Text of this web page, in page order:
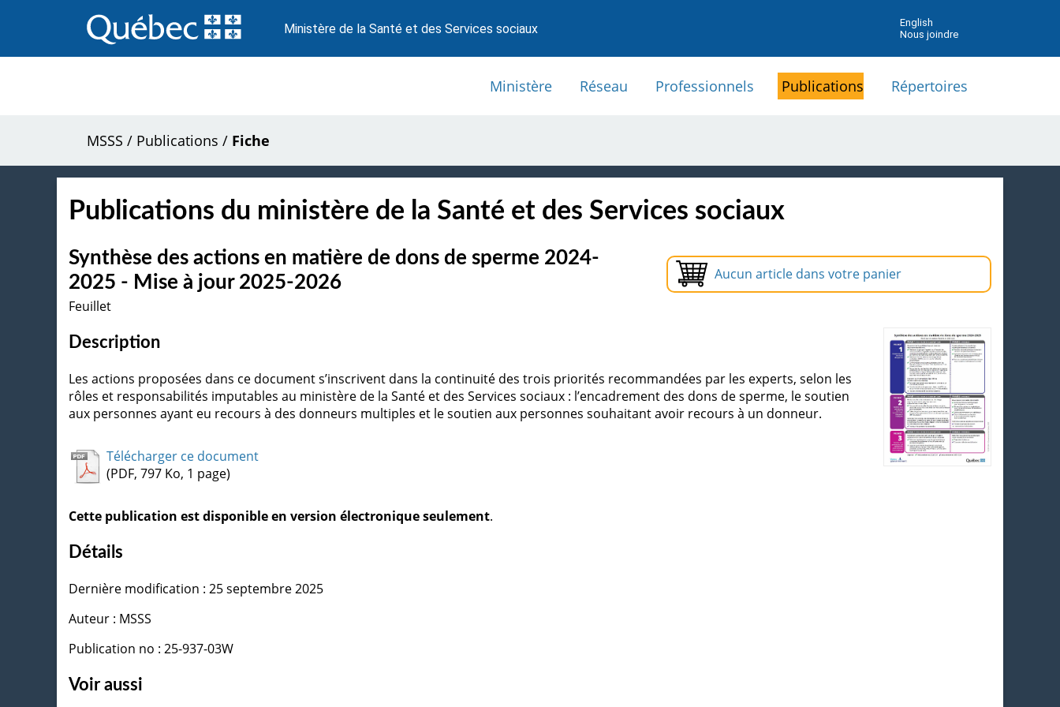
au
contenu
Ministère de la Santé et des Services sociaux
English
Nous joindre
Ministère Réseau Professionnels Publications Répertoires
MSSS / Publications / Fiche
Publications du ministère de la Santé et des Services sociaux
Aucun article dans votre panier
Synthèse des actions en matière de dons de sperme 2024-
2025 - Mise à jour 2025-2026
Feuillet
Description
Les actions proposées dans ce document s’inscrivent dans la continuité des trois priorités recommandées par les experts, selon les
rôles et responsabilités imputables au ministère de la Santé et des Services sociaux : l’encadrement des dons de sperme, le soutien
aux personnes ayant eu recours à des donneurs multiples et le soutien aux personnes souhaitant avoir recours à un donneur.
Télécharger ce document
(PDF, 797 Ko, 1 page)
Cette publication est disponible en version électronique seulement.
Détails
Dernière modification : 25 septembre 2025
Auteur : MSSS
Publication no : 25-937-03W
Voir aussi